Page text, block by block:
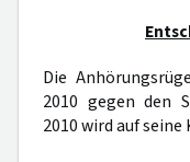
Die
2010 gegen den
2010 wird auf